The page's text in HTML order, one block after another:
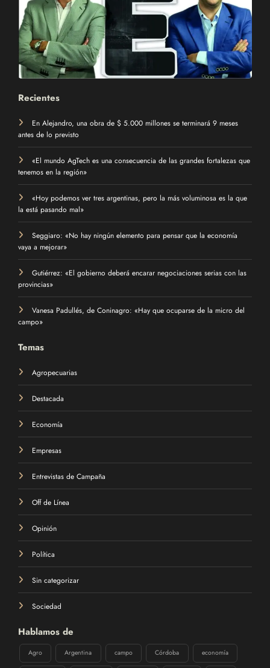
Recientes
En Alejandro, una obra de $ 5.000 millones se terminará 9 meses
antes de lo previsto
«El mundo AgTech es una consecuencia de las grandes fortalezas que
tenemos en la región»
«Hoy podemos ver tres argentinas, pero la más voluminosa es la que
la está pasando mal»
Seggiaro: «No hay ningún elemento para pensar que la economía
vaya a mejorar»
Gutiérrez: «El gobierno deberá encarar negociaciones serias con las
provincias»
Vanesa Padullés, de Coninagro: «Hay que ocuparse de la micro del
campo»
Temas
Agropecuarias
Destacada
Economía
Empresas
Entrevistas de Campaña
Off de Línea
Opinión
Política
Sin categorizar
Sociedad
Hablamos de
Agro Argentina Córdoba economía